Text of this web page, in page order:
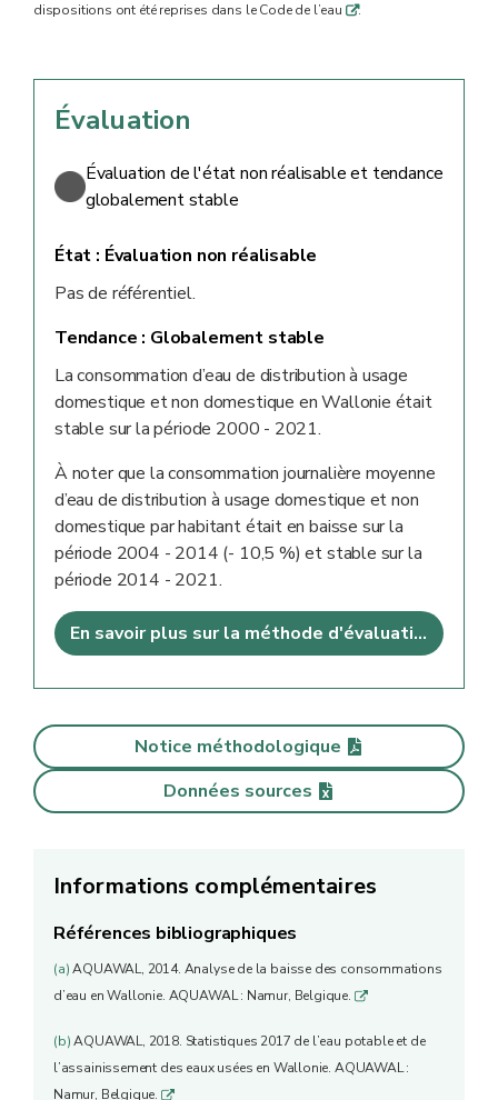
dispositions ont été reprises dans le Code de l’eau q.
Évaluation
Évaluation de l'état non réalisable et tendance
globalement stable
État : Évaluation non réalisable
Pas de référentiel.
Tendance : Globalement stable
La consommation d’eau de distribution à usage
domestique et non domestique en Wallonie était
stable sur la période 2000 - 2021.
À noter que la consommation journalière moyenne
d’eau de distribution à usage domestique et non
domestique par habitant était en baisse sur la
période 2004 - 2014 (- 10,5 %) et stable sur la
période 2014 - 2021.
En savoir plus sur la méthode d'évaluation
Notice méthodologique
Données sources
Informations complémentaires
Références bibliographiques
(a)AQUAWAL, 2014. Analyse de la baisse des consommations
d’eau en Wallonie. AQUAWAL : Namur, Belgique. q
(b)AQUAWAL, 2018. Statistiques 2017 de l’eau potable et de
l’assainissement des eaux usées en Wallonie. AQUAWAL :
Namur, Belgique. q